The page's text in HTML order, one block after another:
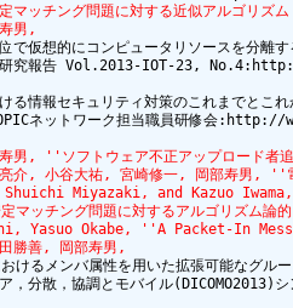
マッチング問題に対する近似アルゴ
男,
で仮想的にコンピュータリソースを分離
る情報セキュリティ対策のこれまでとこ
ネットワーク担当職員研修会
男, ''ソフトウェア不正アップロー
亮介, 小谷大祐, 宮崎修一, 岡部寿男,
Shuichi Miyazaki, and Kazuo
マッチング問題に対するアルゴリズ
Yasuo Okabe, ''A Packet-In
勝善, 岡部寿男,
けるメンバ属性を用いた拡張可能なグル
ア，分散，協調とモバイル